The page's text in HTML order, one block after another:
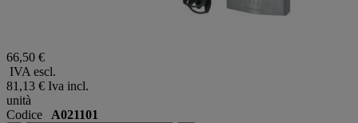
66,50 €
IVA escl.
81,13 € Iva incl.
unità
Codice A021101